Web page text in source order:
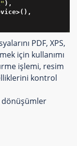
),
PDF, XPS,
için kullanımı
işlemi, resim
kontrol
dönüşümler